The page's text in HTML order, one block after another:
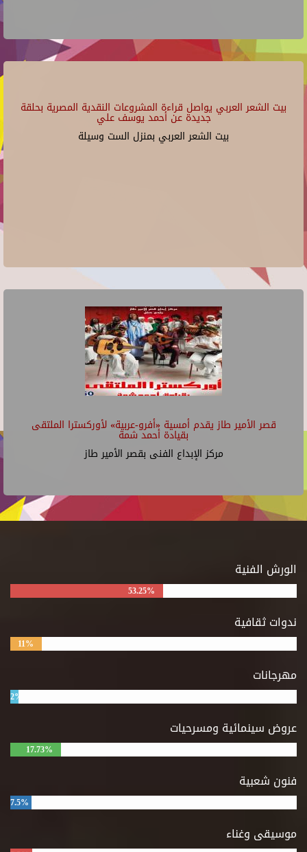
بيت الشعر العربي يواصل قراءة المشروعات النقدية المصرية بحلقة
جديدة عن أحمد يوسف علي
بيت الشعر العربي بمنزل الست وسيلة
قصر الأمير طاز يقدم أمسية «أفرو-عربية» لأوركسترا الملتقى
بقيادة أحمد شمة
مركز الإبداع الفنى بقصر الأمير طاز
الورش الفنية
53.25%
ندوات ثقافية
11%
مهرجانات
2%
عروض سينمائية ومسرحيات
17.73%
فنون شعبية
7.5%
موسيقى وغناء